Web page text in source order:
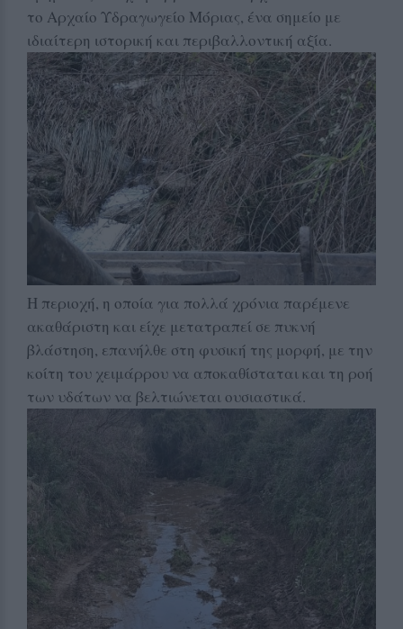
το Αρχαίο Υδραγωγείο Μόριας, ένα σημείο με
ιδιαίτερη ιστορική και περιβαλλοντική αξία.
Η περιοχή, η οποία για πολλά χρόνια παρέμενε
ακαθάριστη και είχε μετατραπεί σε πυκνή
βλάστηση, επανήλθε στη φυσική της μορφή, με την
κοίτη του χειμάρρου να αποκαθίσταται και τη ροή
των υδάτων να βελτιώνεται ουσιαστικά.